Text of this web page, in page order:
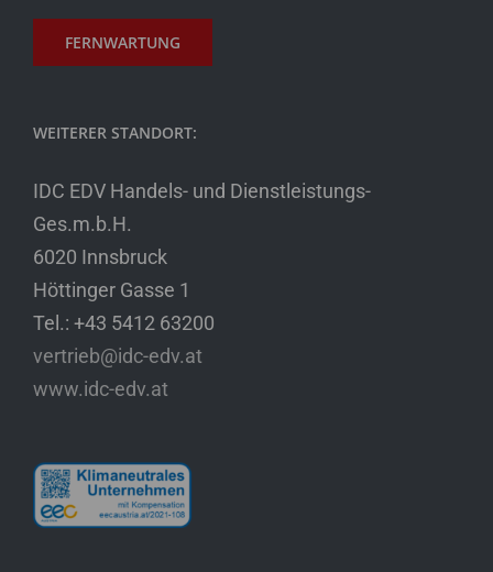
FERNWARTUNG
WEITERER STANDORT:
IDC EDV Handels- und Dienstleistungs-
Ges.m.b.H.
6020 Innsbruck
Höttinger Gasse 1
Tel.: +43 5412 63200
vertrieb@idc-edv.at
www.idc-edv.at